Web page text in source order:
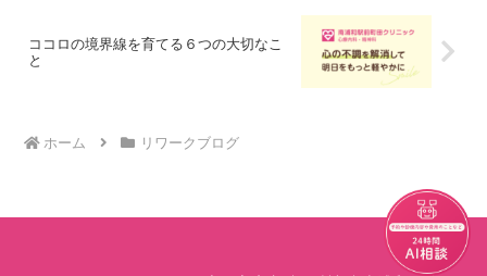
ココロの境界線を育てる６つの大切なこ
と
ホーム リワークブログ
チャット